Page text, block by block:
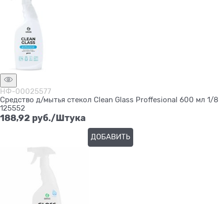
НФ-00025577
Средство д/мытья стекол Clean Glass Proffesional 600 мл 1/8
125552
188,92 руб./Штука
ДОБАВИТЬ